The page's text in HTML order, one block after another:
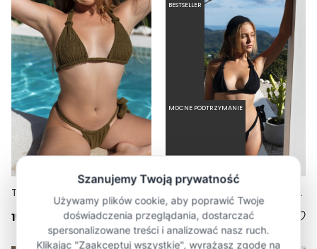
153,30 zł
219,00 zł
BESTSELLER
TIE SCRUNCHIE NERO - GÓRA TRÓJKĄTNA OD BIKINI WIĄZANA NA SZYI CZARNY
153,30 zł 219,00 zł
MOCNE PODTRZYMANIE